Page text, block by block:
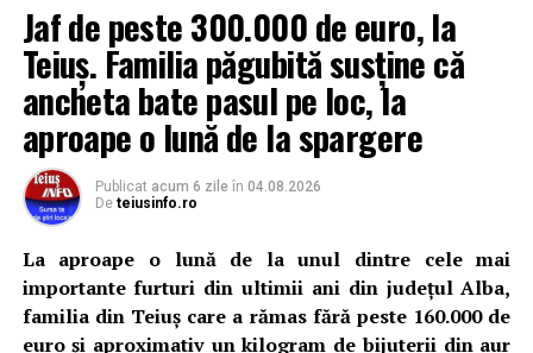
În urma verificărilor, polițiștii au constatat că acesta
deținea permis de conducere categoria B, însă
documentul nu îi permitea să conducă ansamblul
respectiv. Autoturismul avea o masă totală maximă de
2.940 de kilograme, iar remorca avea o masă totală
maximă autorizată de 1.350 de kilograme, rezultând o
masă totală a ansamblului de 4.290 de kilograme.
Șoferul a fost testat cu aparatul etilotest, rezultatul
fiind negativ.
Polițiștii continuă cercetările în cadrul unui dosar penal,
Jaf de peste 300.000 de euro, la
Teiuș. Familia păgubită susține că
ancheta bate pasul pe loc, la
aproape o lună de la spargere
Publicat acum 6 zile în 04.08.2026
De teiusinfo.ro
La aproape o lună de la unul dintre cele mai
importante furturi din ultimii ani din județul Alba,
familia din Teiuș care a rămas fără peste 160.000 de
euro și aproximativ un kilogram de bijuterii din aur